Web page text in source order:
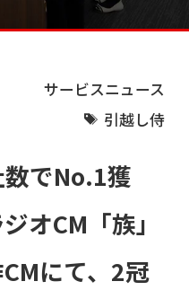
サービスニュース
引越し侍
でNo.1獲
オCM「族」
にて、2冠